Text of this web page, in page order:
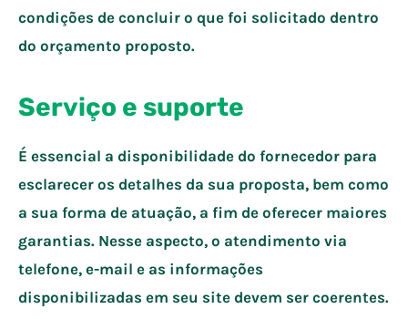
condições de concluir o que foi solicitado dentro
do orçamento proposto.
Serviço e suporte
É essencial a disponibilidade do fornecedor para
esclarecer os detalhes da sua proposta, bem como
a sua forma de atuação, a fim de oferecer maiores
garantias. Nesse aspecto, o atendimento via
telefone, e-mail e as informações
disponibilizadas em seu site devem ser coerentes.